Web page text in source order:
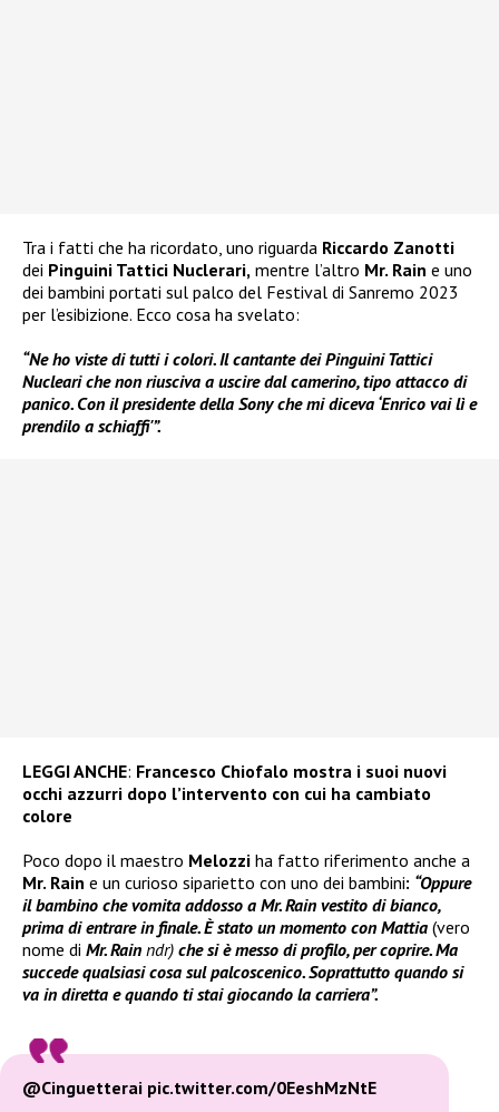
Tra i fatti che ha ricordato, uno riguarda Riccardo Zanotti
dei Pinguini Tattici Nuclerari, mentre l’altro Mr. Rain e uno
dei bambini portati sul palco del Festival di Sanremo 2023
per l’esibizione. Ecco cosa ha svelato:
“Ne ho viste di tutti i colori. Il cantante dei Pinguini Tattici
Nucleari che non riusciva a uscire dal camerino, tipo attacco di
panico. Con il presidente della Sony che mi diceva ‘Enrico vai lì e
prendilo a schiaffi'”.
LEGGI ANCHE: Francesco Chiofalo mostra i suoi nuovi
occhi azzurri dopo l’intervento con cui ha cambiato
colore
Poco dopo il maestro Melozzi ha fatto riferimento anche a
Mr. Rain e un curioso siparietto con uno dei bambini: “Oppure
il bambino che vomita addosso a Mr. Rain vestito di bianco,
prima di entrare in finale. È stato un momento con Mattia (vero
nome di Mr. Rain ndr) che si è messo di profilo, per coprire. Ma
succede qualsiasi cosa sul palcoscenico. Soprattutto quando si
va in diretta e quando ti stai giocando la carriera”.
@Cinguetterai pic.twitter.com/0EeshMzNtE